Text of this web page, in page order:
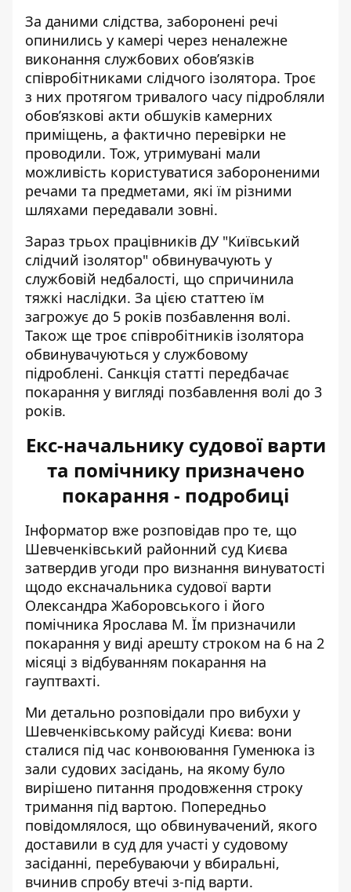
За даними слідства, заборонені речі
опинились у камері через неналежне
виконання службових обов’язків
співробітниками слідчого ізолятора. Троє
з них протягом тривалого часу підробляли
обов’язкові акти обшуків камерних
приміщень, а фактично перевірки не
проводили. Тож, утримувані мали
можливість користуватися забороненими
речами та предметами, які їм різними
шляхами передавали зовні.
Зараз трьох працівників ДУ "Київський
слідчий ізолятор" обвинувачують у
службовій недбалості, що спричинила
тяжкі наслідки. За цією статтею їм
загрожує до 5 років позбавлення волі.
Також ще троє співробітників ізолятора
обвинувачуються у службовому
підроблені. Санкція статті передбачає
покарання у вигляді позбавлення волі до 3
років.
Екс-начальнику судової варти
та помічнику призначено
покарання - подробиці
Інформатор вже розповідав про те, що
Шевченківський районний суд Києва
затвердив угоди про визнання винуватості
щодо ексначальника судової варти
Олександра Жаборовського і його
помічника Ярослава М. Їм призначили
покарання у виді арешту строком на 6 на 2
місяці з відбуванням покарання на
гауптвахті.
Ми детально розповідали про вибухи у
Шевченківському райсуді Києва: вони
сталися під час конвоювання Гуменюка із
зали судових засідань, на якому було
вирішено питання продовження строку
тримання під вартою. Попередньо
повідомлялося, що обвинувачений, якого
доставили в суд для участі у судовому
засіданні, перебуваючи у вбиральні,
вчинив спробу втечі з-під варти.